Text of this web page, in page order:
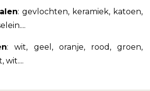
: gevlochten, keramiek, katoen,
....
: wit, geel, oranje, rood, groen,
wit....